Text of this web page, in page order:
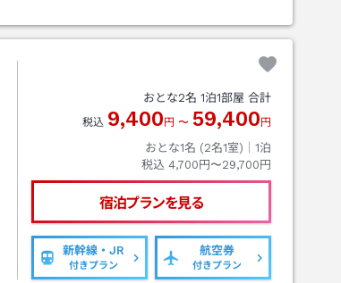
おとな2名 1泊1部屋 合計
税込 9,400 円 〜 59,400 円
おとな1名 (2名1室)｜ 1泊
税込 4,700円〜29,700円
宿泊プランを見る
新幹線・JR
付きプラン
航空券
付きプラン